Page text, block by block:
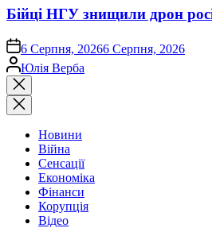
Бійці НГУ знищили дрон
on6 Серпня, 20266 Серпня, 2026
Опубліковано
Юлія Верба
Закрити
пошук
Новини
Війна
Сенсації
Економіка
Фінанси
Корупція
Відео